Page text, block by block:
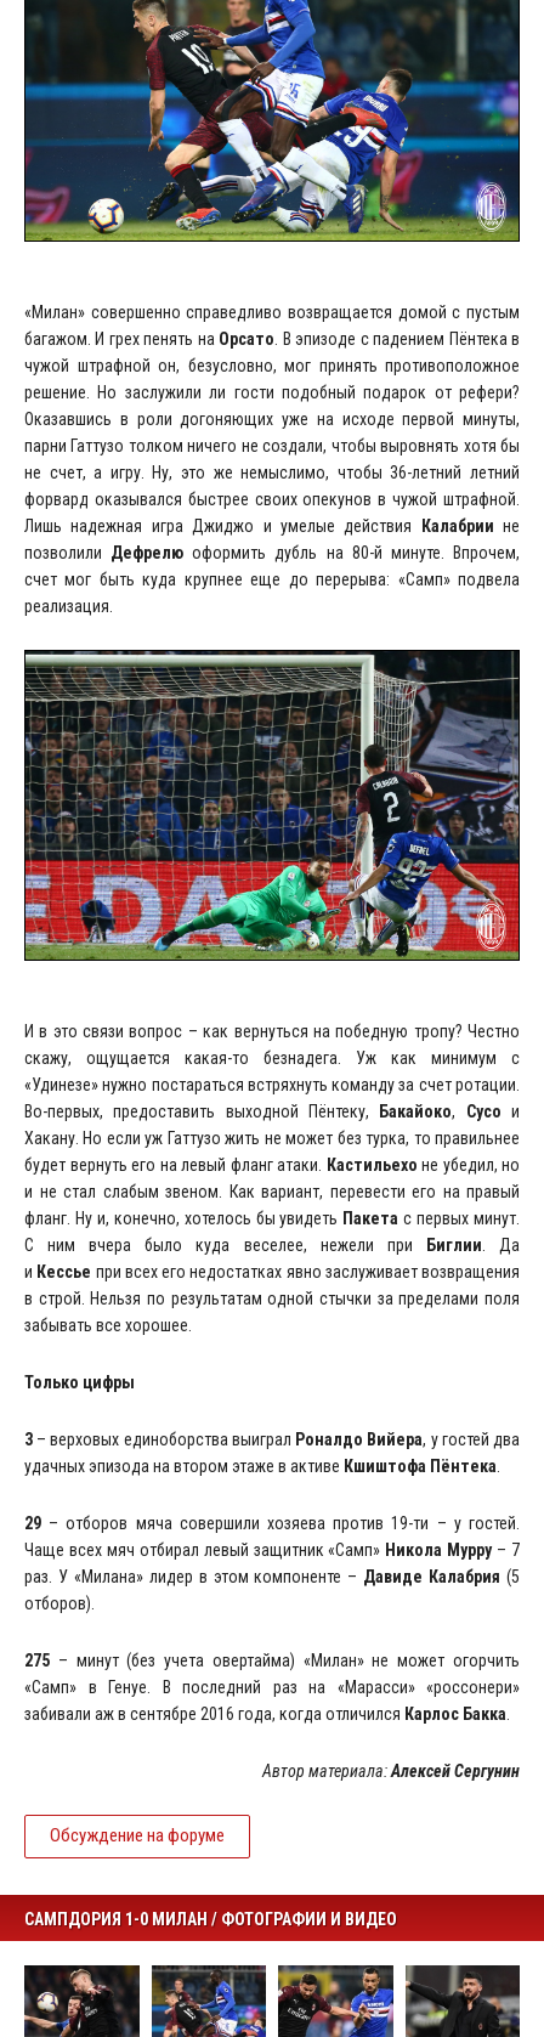
«Милан» совершенно справедливо возвращается домой с пустым
багажом. И грех пенять на Орсато. В эпизоде с падением Пёнтека в
чужой штрафной он, безусловно, мог принять противоположное
решение. Но заслужили ли гости подобный подарок от рефери?
Оказавшись в роли догоняющих уже на исходе первой минуты,
парни Гаттузо толком ничего не создали, чтобы выровнять хотя бы
не счет, а игру. Ну, это же немыслимо, чтобы 36-летний летний
форвард оказывался быстрее своих опекунов в чужой штрафной.
Лишь надежная игра Джиджо и умелые действия
Калабрии не
позволили Дефрелю оформить дубль на 80-й минуте. Впрочем,
счет мог быть куда крупнее еще до перерыва: «Самп» подвела
реализация.
И в это связи вопрос – как вернуться на победную тропу? Честно
скажу, ощущается какая-то безнадега. Уж как минимум с
«Удинезе» нужно постараться встряхнуть команду за счет ротации.
Во-первых, предоставить выходной Пёнтеку,
Бакайоко, Сусо и
Хакану. Но если уж Гаттузо жить не может без турка, то правильнее
будет вернуть его на левый фланг атаки. Кастильехо не убедил, но
и не стал слабым звеном. Как вариант, перевести его на правый
фланг. Ну и, конечно, хотелось бы увидеть Пакета с первых минут.
С ним вчера было куда веселее, нежели при
Биглии. Да
и Кессье при всех его недостатках явно заслуживает возвращения
в строй. Нельзя по результатам одной стычки за пределами поля
забывать все хорошее.
Только цифры
3 – верховых единоборства выиграл Роналдо Вийера, у гостей два
удачных эпизода на втором этаже в активе Кшиштофа Пёнтека.
29 – отборов мяча совершили хозяева против 19-ти – у гостей.
Чаще всех мяч отбирал левый защитник «Самп» Никола Мурру– 7
раз. У «Милана» лидер в этом компоненте – Давиде Калабрия (5
отборов).
275 – минут (без учета овертайма) «Милан» не может огорчить
«Самп» в Генуе. В последний раз на «Марасси» «россонери»
забивали аж в сентябре 2016 года, когда отличился Карлос Бакка.
Автор материала:Алексей Сергунин
Обсуждение на форуме
САМПДОРИЯ 1-0 МИЛАН / ФОТОГРАФИИ И ВИДЕО